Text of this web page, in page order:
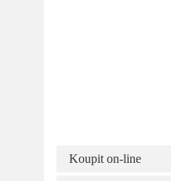
Koupit on-line